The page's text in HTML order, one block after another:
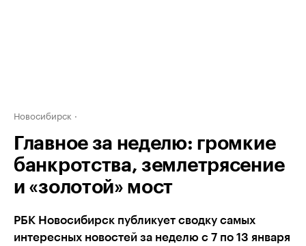
Новосибирск
Главное за неделю: громкие
банкротства, землетрясение
и «золотой» мост
РБК Новосибирск публикует сводку самых
интересных новостей за неделю с 7 по 13 января